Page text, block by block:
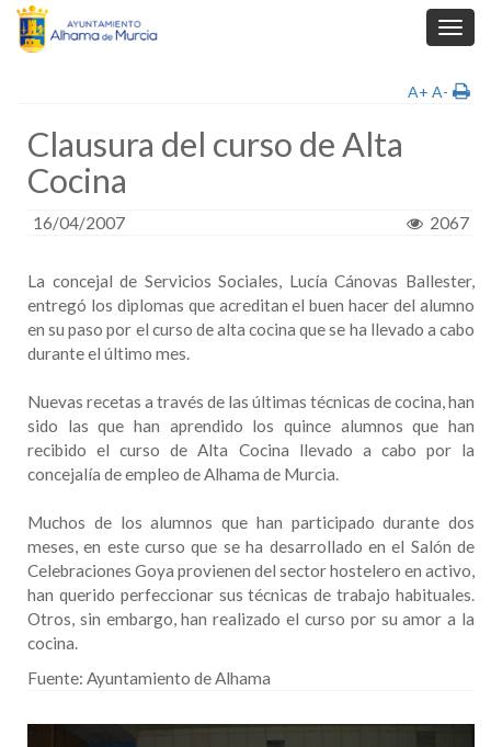
A+ A-
Clausura del curso de Alta
Cocina
16/04/2007 2067
La concejal de Servicios Sociales, Lucía Cánovas Ballester,
entregó los diplomas que acreditan el buen hacer del alumno
en su paso por el curso de alta cocina que se ha llevado a cabo
durante el último mes.
Nuevas recetas a través de las últimas técnicas de cocina, han
sido las que han aprendido los quince alumnos que han
recibido el curso de Alta Cocina llevado a cabo por la
concejalía de empleo de Alhama de Murcia.
Muchos de los alumnos que han participado durante dos
meses, en este curso que se ha desarrollado en el Salón de
Celebraciones Goya provienen del sector hostelero en activo,
han querido perfeccionar sus técnicas de trabajo habituales.
Otros, sin embargo, han realizado el curso por su amor a la
cocina.
Fuente: Ayuntamiento de Alhama